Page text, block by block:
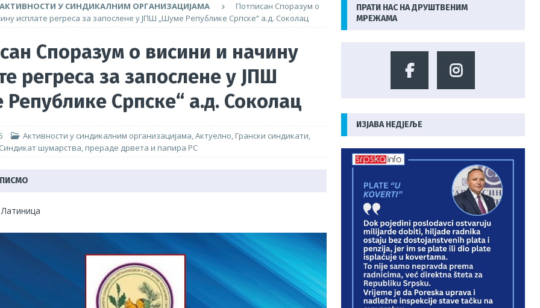
њихове породице!
АКТУЕЛНО
године 2918,14КМ – преглед трошкова
САВЕЗ СИНДИКАТА
израде и доношења Правилника о заштити радника при раду
АКТУЕЛНО
АКТИВНОСТИ У СИНДИКАЛНИМ ОРГАНИЗАЦИЈАМА
Потписан Споразум о
исплате регреса за запослене у ЈПШ „Шуме Републике Српске“ а.д. Соколац
Споразум о висини и начину
регреса за запослене у ЈПШ
Српске“ а.д. Соколац
Активности у синдикалним организацијама,Актуелно, Грански синдикати,
Синдикат шумарства, прераде дрвета и папира РС
Латиница
ПРАТИ НАС НА ДРУШТВЕНИМ
МРЕЖАМА
ИЗЈАВА НЕДЈЕЉЕ